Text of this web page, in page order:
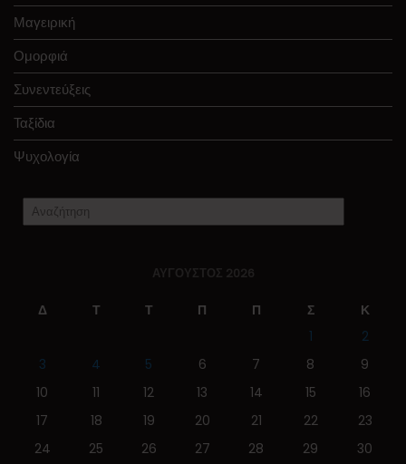
Μαγειρική
Ομορφιά
Συνεντεύξεις
Ταξίδια
Ψυχολογία
ΑΎΓΟΥΣΤΟΣ 2026
Δ Τ Τ Π Π Σ
Κ
1
2
3
4 5 6 7 8
9
10
11 12 13 14 15
16
17
18 19 20 21 22
23
24
25 26 27 28 29 30